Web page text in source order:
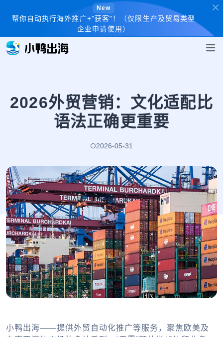
New
帮你自动执行海外推广+"获客"！（仅限生产及贸易类型
企业申请使用）
2026外贸营销：文化适配比
语法正确更重要
2026-05-31
小鸭出海——提供外贸自动化推广等服务，聚焦欧美及